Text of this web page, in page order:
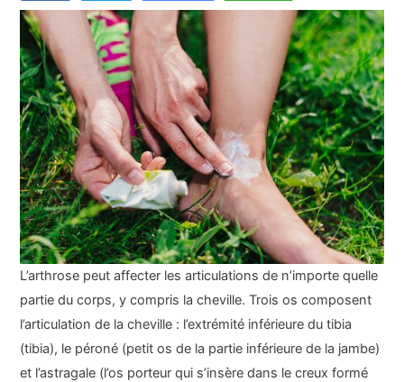
L’arthrose peut affecter les articulations de n’importe quelle
partie du corps, y compris la cheville. Trois os composent
l’articulation de la cheville : l’extrémité inférieure du tibia
(tibia), le péroné (petit os de la partie inférieure de la jambe)
et l’astragale (l’os porteur qui s’insère dans le creux formé